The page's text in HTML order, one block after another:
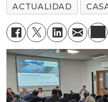
ACTUALIDAD